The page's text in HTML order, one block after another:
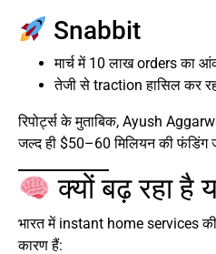
Snabbit
मार्च में 10 लाख orders का
तेजी से traction हासिल कर
रिपोर्ट्स के मुताबिक, Ayush
जल्द ही $50–60 मिलियन की फंडिंग
क्यों बढ़ रहा है
भारत में instant home services
कारण हैं: